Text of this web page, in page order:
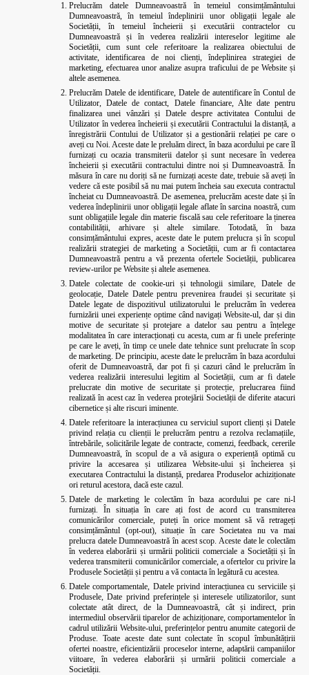
Prelucrăm datele Dumneavoastră în temeiul consimțământului
Dumneavoastră, în temeiul îndeplinirii unor obligații legale ale
Societății, în temeiul încheierii și executării contractelor cu
Dumneavoastră și în vederea realizării intereselor legitime ale
Societății, cum sunt cele referitoare la realizarea obiectului de
activitate, identificarea de noi clienți, îndeplinirea strategiei de
marketing, efectuarea unor analize asupra traficului de pe Website și
altele asemenea.
Prelucrăm Datele de identificare, Datele de autentificare în Contul de
Utilizator, Datele de contact, Datele financiare, Alte date pentru
finalizarea unei vânzări și Datele despre activitatea Contului de
Utilizator în vederea încheierii și executării Contractului la distanță, a
înregistrării Contului de Utilizator și a gestionării relației pe care o
aveți cu Noi. Aceste date le preluăm direct, în baza acordului pe care îl
furnizați cu ocazia transmiterii datelor și sunt necesare în vederea
încheierii și executării contractului dintre noi și Dumneavoastră. În
măsura în care nu doriți să ne furnizați aceste date, trebuie să aveți în
vedere că este posibil să nu mai putem încheia sau executa contractul
încheiat cu Dumneavoastră. De asemenea, prelucrăm aceste date și în
vederea îndeplinirii unor obligații legale aflate în sarcina noastră, cum
sunt obligațiile legale din materie fiscală sau cele referitoare la ținerea
contabilității, arhivare și altele similare.
Totodată, în baza
consimțământului expres, aceste date le putem prelucra și în scopul
realizării strategiei de marketing a Societății, cum ar fi contactarea
Dumneavoastră pentru a vă prezenta ofertele Societății, publicarea
review-urilor pe Website și altele asemenea.
Datele colectate de cookie-uri și tehnologii similare
Datele de
geolocație, Datele Datele pentru prevenirea fraudei și securitate și
Datele legate de dispozitivul utilizatorului le prelucrăm în vederea
furnizării unei experiențe optime când navigați Website-ul, dar și din
motive de securitate și protejare a datelor sau pentru a înțelege
modalitatea în care interacționați cu acesta, cum ar fi unele preferințe
pe care le aveți, în timp ce unele date tehnice sunt prelucrate în scop
de marketing. De principiu, aceste date le prelucrăm în baza acordului
oferit de Dumneavoastră, dar pot fi și cazuri când le prelucrăm în
vederea realizării interesului legitim al Societății, cum ar fi datele
prelucrate din motive de securitate și protecție, prelucrarea fiind
realizată în acest caz în vederea protejării Societății de diferite atacuri
cibernetice și alte riscuri iminente.
Datele referitoare la interacțiunea cu serviciul suport clienți și Datele
privind relația cu clienții le prelucrăm pentru a rezolva reclamațiile,
întrebările, solicitările legate de contracte, comenzi, feedback, cererile
Dumneavoastră, în scopul de a vă asigura o experiență optimă cu
privire la accesarea și utilizarea Website-ului și încheierea și
executarea Contractului la distanță, predarea Produselor achiziționate
ori returul acestora, dacă este cazul.
Datele de marketing le colectăm în baza acordului pe care ni-l
furnizați. În situația în care ați fost de acord cu transmiterea
comunicărilor comerciale, puteți în orice moment să vă retrageți
consimțământul (opt-out), situație în care Societatea nu va mai
prelucra datele Dumneavoastră în acest scop. Aceste date le colectăm
în vederea elaborării și urmării politicii comerciale a Societății și în
vederea transmiterii comunicărilor comerciale, a ofertelor cu privire la
Produsele Societății și pentru a vă contacta în legătură cu acestea.
Datele comportamentale, Datele privind interacțiunea cu serviciile și
Produsele, Date privind preferințele și interesele utilizatorilor, sunt
colectate atât direct, de la Dumneavoastră, cât și indirect, prin
intermediul observării tiparelor de achiziționare, comportamentelor în
cadrul utilizării Website-ului, preferințelor pentru anumite categorii de
Produse. Toate aceste date sunt colectate în scopul îmbunătățirii
ofertei noastre, eficientizării proceselor interne, adaptării campaniilor
viitoare, în vederea elaborării și urmării politicii comerciale a
Societății.